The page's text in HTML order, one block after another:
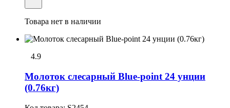
Товара нет в наличии
4.9
Молоток слесарный Blue-point 24 унции
(0.76кг)